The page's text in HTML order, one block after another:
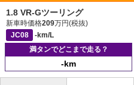
1.8 VR-Gツーリング
新車時価格209万円(税抜)
JC08
-km/L
満タンでどこまで走る？
-km